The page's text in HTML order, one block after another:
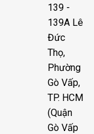
139 -
139A Lê
Đức
Thọ,
Phường
Gò Vấp,
TP. HCM
(Quận
Gò Vấp